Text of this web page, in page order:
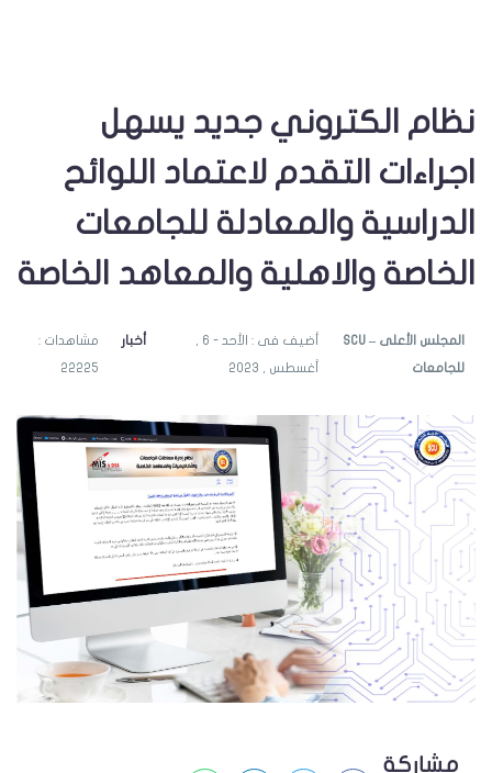
نظام الكتروني جديد يسهل
اجراءات التقدم لاعتماد اللوائح
الدراسية والمعادلة للجامعات
الخاصة والاهلية والمعاهد الخاصة
SCU – المجلس الأعلى
للجامعات أغسطس , 2023
أخبار مشاهدات :
22225
مشاركة